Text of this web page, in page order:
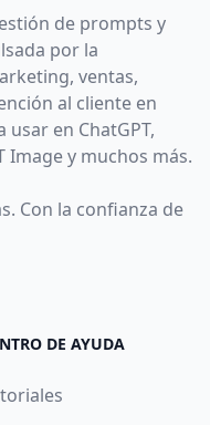
de prompts y
por la
ventas,
al cliente en
en ChatGPT,
Image y muchos más.
Con la confianza de
DE AYUDA